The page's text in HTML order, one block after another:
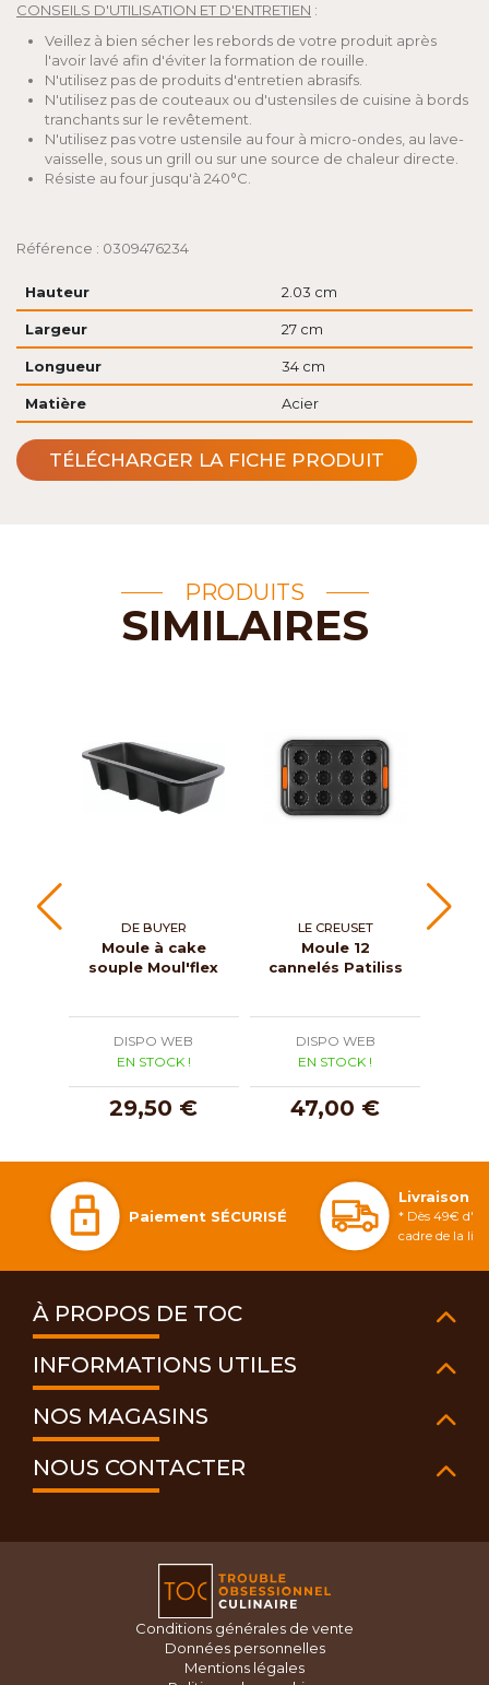
CONSEILS D'UTILISATION ET D'ENTRETIEN :
Veillez à bien sécher les rebords de votre produit après
l'avoir lavé afin d'éviter la formation de rouille.
N'utilisez pas de produits d'entretien abrasifs.
N'utilisez pas de couteaux ou d'ustensiles de cuisine à bords
tranchants sur le revêtement.
N'utilisez pas votre ustensile au four à micro-ondes, au lave-
vaisselle, sous un grill ou sur une source de chaleur directe.
Résiste au four jusqu'à 240°C.
Référence : 0309476234
Hauteur 2.03 cm
Largeur 27 cm
Longueur 34 cm
Matière Acier
TÉLÉCHARGER LA FICHE PRODUIT
PRODUITS
SIMILAIRES
DE BUYER
Moule à cake
souple Moul'flex
DISPO WEB
EN STOCK !
29,50 €
LE CREUSET
Moule 12
cannelés Patiliss
DISPO WEB
EN STOCK !
47,00 €
Paiement SÉCURISÉ
Livraison
* Dès 49€
cadre de la
À PROPOS DE TOC
INFORMATIONS UTILES
NOS MAGASINS
NOUS CONTACTER
Conditions générales de vente
Données personnelles
Mentions légales